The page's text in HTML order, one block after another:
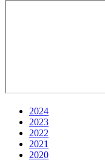
2024
2023
2022
2021
2020